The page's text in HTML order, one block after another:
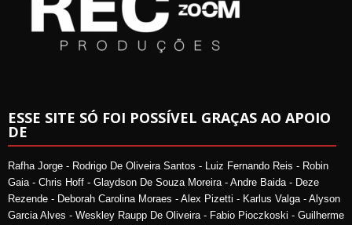
ESSE SITE SÓ FOI POSSÍVEL GRAÇAS AO APOIO
DE
Rafha Jorge - Rodrigo De Oliveira Santos - Luiz Fernando Reis - Robin
Gaia - Chris Hoff - Glaydson De Souza Moreira - Andre Baida - Deze
Rezende - Deborah Carolina Moraes - Alex Pizetti - Karlus Valga - Alyson
Garcia Alves - Weskley Raupp De Oliveira - Fabio Pioczkoski - Guilherme